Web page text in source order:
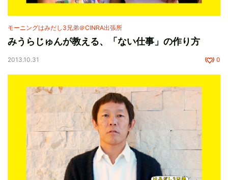
モーニングはみだし3兄弟＠CINRA出張所
みうらじゅんが教える、「ない仕事」の作り方
2013.10.31 0